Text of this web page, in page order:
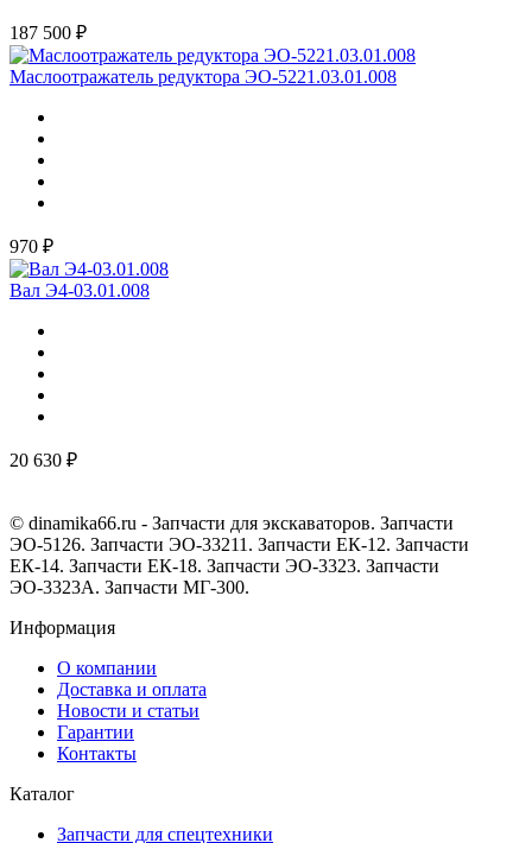
187 500 ₽
Маслоотражатель редуктора ЭО-5221.03.01.008
970 ₽
Вал Э4-03.01.008
20 630 ₽
© dinamika66.ru - Запчасти для экскаваторов. Запчасти
ЭО-5126. Запчасти ЭО-33211. Запчасти ЕК-12. Запчасти
ЕК-14. Запчасти ЕК-18. Запчасти ЭО-3323. Запчасти
ЭО-3323А. Запчасти МГ-300.
Информация
О компании
Доставка и оплата
Новости и статьи
Гарантии
Контакты
Каталог
Запчасти для спецтехники